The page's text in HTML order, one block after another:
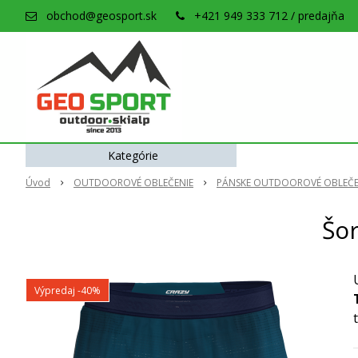
obchod@geosport.sk +421 949 333 712 / predajňa
Úvod OUTDOOROVÉ OBLEČENIE PÁNSKE OUTDOOROVÉ
Výpredaj -40%
Kategórie